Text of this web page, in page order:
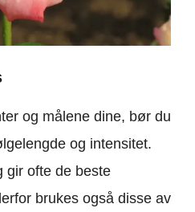
og målene dine, bør du
og intensitet.
gir ofte de beste
brukes også disse av